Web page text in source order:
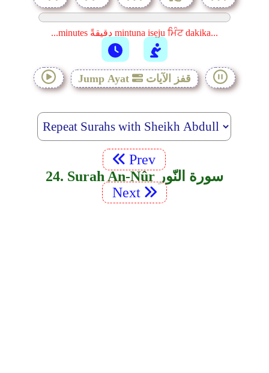
...minutes دقيقةً mintuna isẹju ਮਿੰਟ dakika...
Jump Ayat قفز الآيات
Prev
24. Surah An-Nûr سورة النّور
Next